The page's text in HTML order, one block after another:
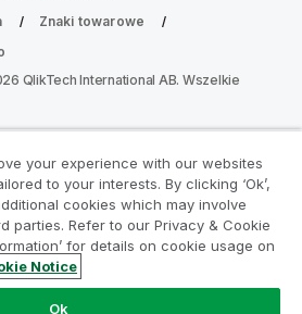
Znaki towarowe
QlikTech International AB. Wszelkie
Modernizacji
bez szkody dla Twoich
za pomocą programu
your experience with our websites
to your interests. By clicking ‘Ok’,
cookies which may involve
parties. Refer to our Privacy & Cookie
for details on cookie usage on
Notice
Ok